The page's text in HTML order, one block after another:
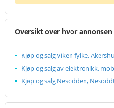
Oversikt over hvor
Kjøp og salg Viken fylke,
Kjøp og salg av elektronikk,
Kjøp og salg Nesodden,